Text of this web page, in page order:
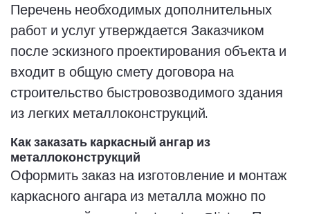
Перечень необходимых дополнительных
работ и услуг утверждается Заказчиком
после эскизного проектирования объекта и
входит в общую смету договора на
строительство быстровозводимого здания
из легких металлоконструкций.
Как заказать каркасный ангар из
металлоконструкций
Оформить заказ на изготовление и монтаж
каркасного ангара из металла можно по